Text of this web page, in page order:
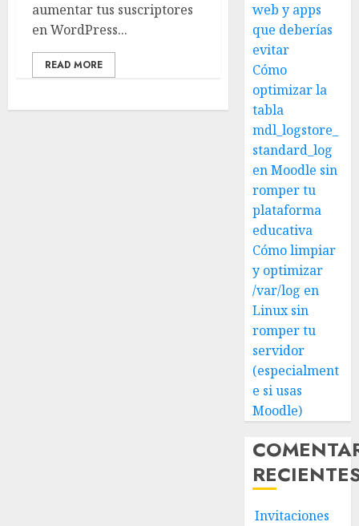
aumentar tus suscriptores
en WordPress...
READ MORE
web y apps
que deberías
evitar
Cómo
optimizar la
tabla
mdl_logstore_
standard_log
en Moodle sin
romper tu
plataforma
educativa
Cómo limpiar
y optimizar
/var/log en
Linux sin
romper tu
servidor
(especialment
e si usas
Moodle)
Invitaciones